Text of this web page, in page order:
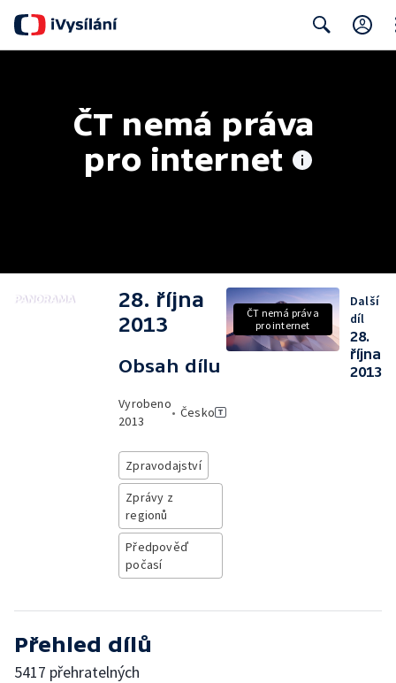
ČT nemá práva
pro internet
28. října
2013
Obsah dílu
Vyrobeno
2013
• Česko
Zpravodajství
Zprávy z
regionů
Předpověď
počasí
ČT nemá práva
pro internet
Další
díl
28.
října
2013
Přehled dílů
5417 přehratelných